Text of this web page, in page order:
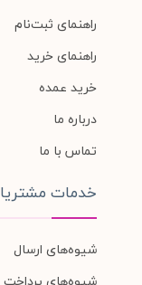
راهنمای ثبت‌نام
راهنمای خرید
خرید عمده
درباره ما
تماس با ما
خدمات
شیوه‌های ارسال